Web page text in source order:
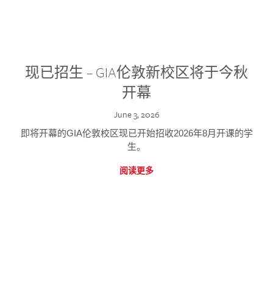
现已招生 – GIA伦敦新校区将于今秋
开幕
June 3, 2026
即将开幕的GIA伦敦校区现已开始招收2026年8月开课的学
生。
阅读更多